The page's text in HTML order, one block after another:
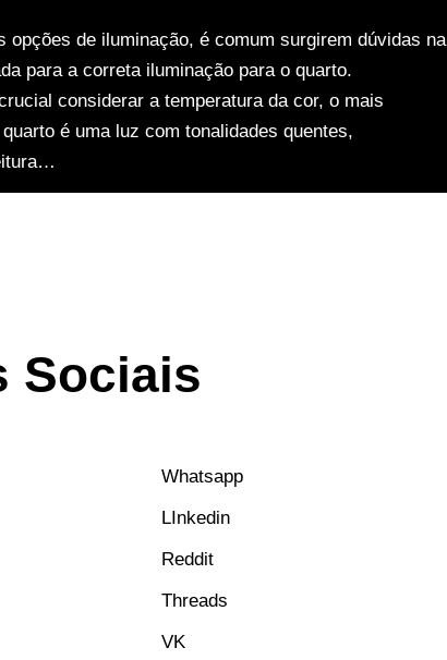
opções de iluminação, é comum surgirem dúvidas na
para a correta iluminação para o quarto.
considerar a temperatura da cor, o mais
é uma luz com tonalidades quentes,
Sociais
Whatsapp
LInkedin
Reddit
Threads
VK